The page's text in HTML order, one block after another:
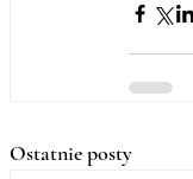
Ostatnie posty